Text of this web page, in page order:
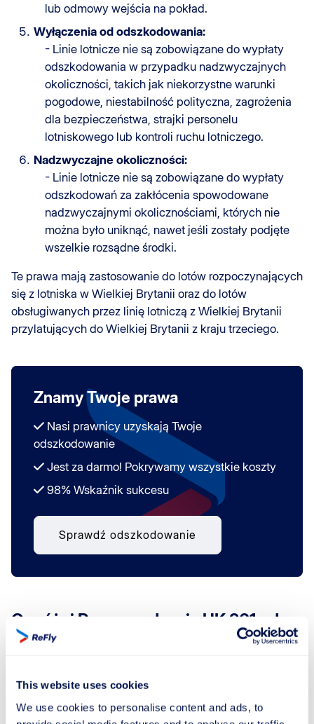
This website uses cookies
We use cookies to personalise content and ads, to
lub odmowy wejścia na pokład.
Wyłączenia od odszkodowania:
- Linie lotnicze nie są zobowiązane do wypłaty
odszkodowania w przypadku nadzwyczajnych
okoliczności, takich jak niekorzystne warunki
pogodowe, niestabilność polityczna, zagrożenia
dla bezpieczeństwa, strajki personelu
lotniskowego lub kontroli ruchu lotniczego.
Nadzwyczajne okoliczności:
- Linie lotnicze nie są zobowiązane do wypłaty
odszkodowań za zakłócenia spowodowane
nadzwyczajnymi okolicznościami, których nie
można było uniknąć, nawet jeśli zostały podjęte
wszelkie rozsądne środki.
Te prawa mają zastosowanie do lotów rozpoczynających
się z lotniska w Wielkiej Brytanii oraz do lotów
obsługiwanych przez linię lotniczą z Wielkiej Brytanii
przylatujących do Wielkiej Brytanii z kraju trzeciego.
Znamy Twoje prawa
Nasi prawnicy uzyskają Twoje
odszkodowanie
Jest za darmo! Pokrywamy wszystkie koszty
98% Wskaźnik sukcesu
Sprawdź odszkodowanie
Co różni Rozporządzenie UK 261 od
Rozporządzenia WE 261/2004?
po Brexicie, jest bardzo podobne do Rozporządzenia
WE 261/2004 Unii Europejskiej, ale istnieją pewne